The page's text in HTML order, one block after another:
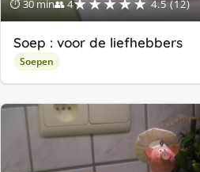
⏱ 30 min👥 4★★★★★ 4.5 (12)
Soep : voor de liefhebbers
Soepen